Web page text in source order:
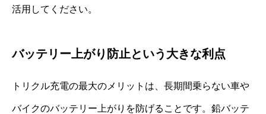
活用してください。
バッテリー上がり防止という大きな利点
トリクル充電の最大のメリットは、長期間乗らない車や
バイクのバッテリー上がりを防げることです。鉛バッテ